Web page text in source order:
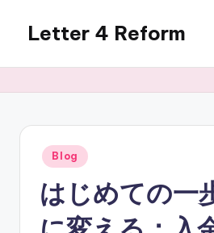
content
Letter 4 Reform
revealing
topics
Posted
in
Blog
はじめての一